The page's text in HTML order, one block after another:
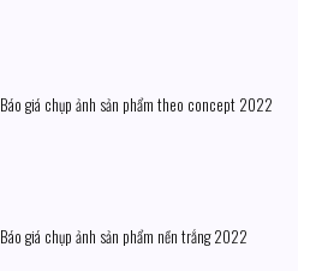
Báo giá chụp ảnh sản phẩm theo concept 2022
Báo giá chụp ảnh sản phẩm nền trắng 2022